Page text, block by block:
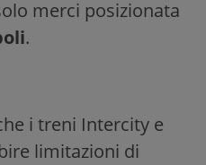
merci posizionata
.
i treni Intercity e
limitazioni di